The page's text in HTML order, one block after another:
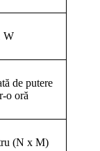
W
de putere
o oră
(N x M)